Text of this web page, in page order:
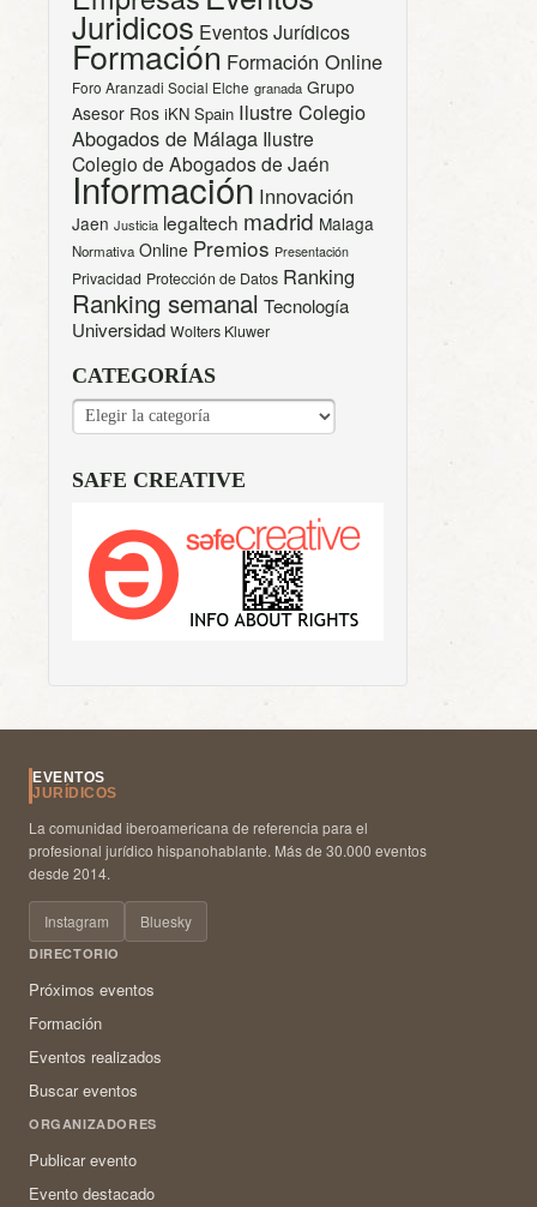
Juridicos Eventos Jurídicos
Formación Formación Online
Foro Aranzadi Social Elche granada Grupo
Asesor Ros iKN Spain Ilustre Colegio
Abogados de Málaga Ilustre
Colegio de Abogados de Jaén
Información Innovación
Jaen Justicia legaltech madrid Malaga
Normativa Online Premios Presentación
Privacidad Protección de Datos Ranking
Ranking semanal Tecnología
Universidad Wolters Kluwer
CATEGORÍAS
CATEGORÍAS
SAFE CREATIVE
EVENTOS
JURÍDICOS
La comunidad iberoamericana de referencia para el
profesional jurídico hispanohablante. Más de 30.000 eventos
desde 2014.
Instagram Bluesky
DIRECTORIO
Próximos eventos
Formación
Eventos realizados
Buscar eventos
ORGANIZADORES
Publicar evento
Evento destacado